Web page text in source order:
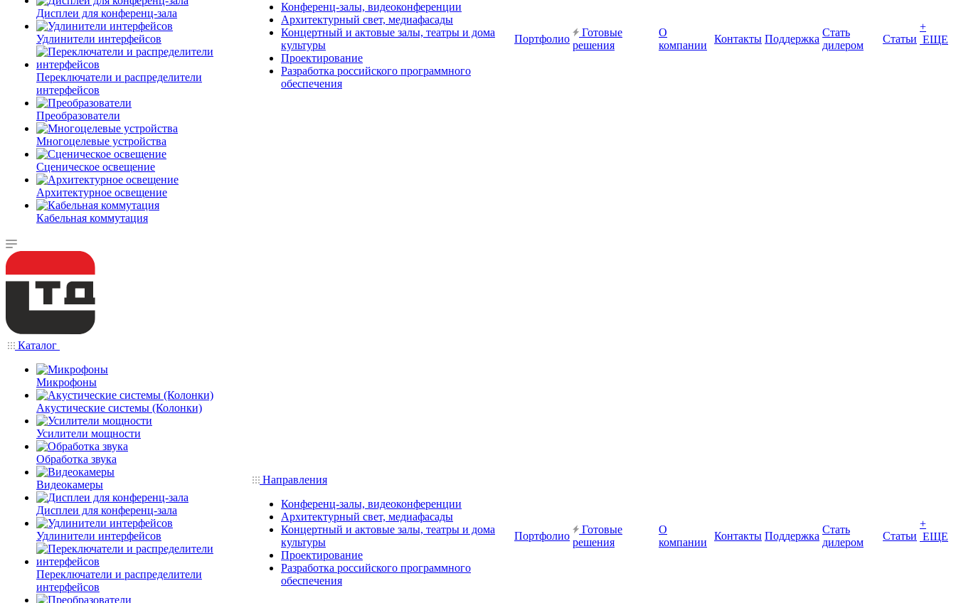
Дисплеи для конференц-зала
Удлинители интерфейсов
Переключатели и распределители
интерфейсов
Преобразователи
Многоцелевые устройства
Сценическое освещение
Архитектурное освещение
Кабельная коммутация
Конференц-залы, видеоконференции
Архитектурный свет, медиафасады
Концертный и актовые залы, театры и дома
культуры
Проектирование
Разработка российского программного
обеспечения
Портфолио
Готовые
решения
О
компании
Контакты Поддержка
Стать
дилером
Статьи
+
ЕЩЕ
Каталог
Микрофоны
Акустические системы (Колонки)
Усилители мощности
Обработка звука
Видеокамеры
Дисплеи для конференц-зала
Удлинители интерфейсов
Переключатели и распределители
интерфейсов
Направления
Конференц-залы, видеоконференции
Архитектурный свет, медиафасады
Концертный и актовые залы, театры и дома
культуры
Проектирование
Разработка российского программного
обеспечения
Портфолио
Готовые
решения
О
компании
Контакты Поддержка
Стать
дилером
Статьи
+
ЕЩЕ